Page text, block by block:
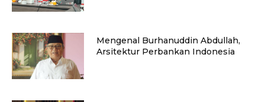
Mengenal Burhanuddin Abdullah,
Arsitektur Perbankan Indonesia